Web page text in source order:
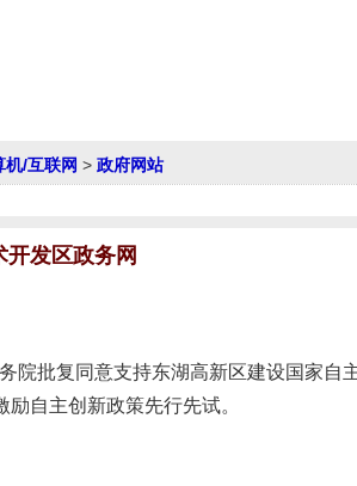
机/互联网 > 政府网站
发区政务网
院批复同意支持东湖高新区建设国家
励自主创新政策先行先试。